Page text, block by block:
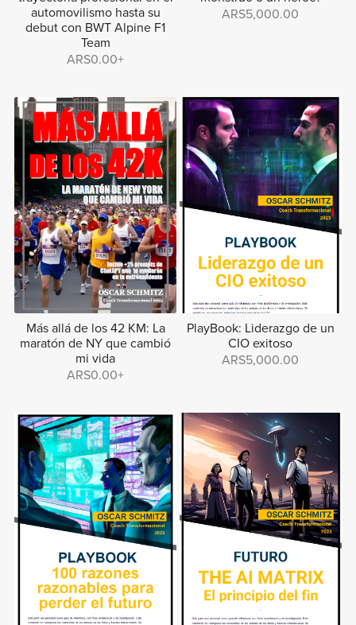
automovilismo hasta su
debut con BWT Alpine F1
Team
ARS0.00+
ARS5,000.00
Más allá de los 42 KM: La
maratón de NY que cambió
mi vida
ARS0.00+
PlayBook: Liderazgo de un
CIO exitoso
ARS5,000.00